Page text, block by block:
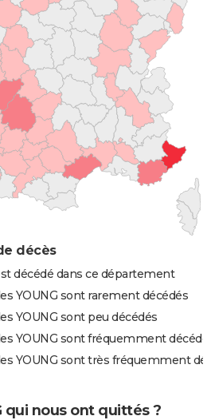
décès
décédé dans ce département
YOUNG sont rarement décédés
YOUNG sont peu décédés
YOUNG sont fréquemment
YOUNG sont très fréquemment
qui nous ont quittés ?